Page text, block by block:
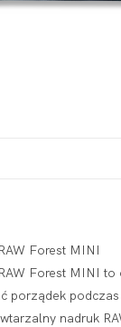
Forest MINI
Forest MINI
porządek
nadruk